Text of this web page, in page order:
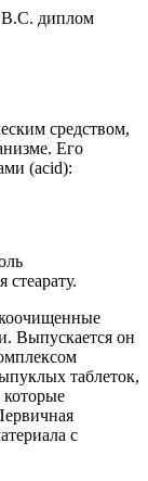
В.С. диплом
средством,
Его
(acid):
стеарату.
Выпускается он
таблеток,
с